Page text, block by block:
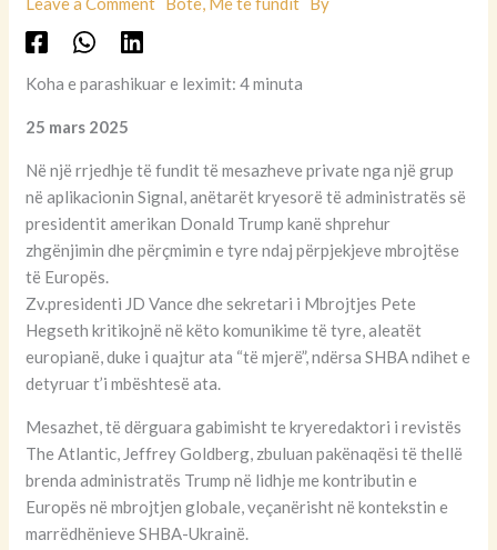
Koha e parashikuar e leximit: 4 minuta
25 mars 2025
Në një rrjedhje të fundit të mesazheve private nga një grup
në aplikacionin Signal, anëtarët kryesorë të administratës së
presidentit amerikan Donald Trump kanë shprehur
zhgënjimin dhe përçmimin e tyre ndaj përpjekjeve mbrojtëse
të Europës.
Zv.presidenti JD Vance dhe sekretari i Mbrojtjes Pete
Hegseth kritikojnë në këto komunikime të tyre, aleatët
europianë, duke i quajtur ata “të mjerë”, ndërsa SHBA ndihet e
detyruar t’i mbështesë ata.
Mesazhet, të dërguara gabimisht te kryeredaktori i revistës
The Atlantic, Jeffrey Goldberg, zbuluan pakënaqësi të thellë
brenda administratës Trump në lidhje me kontributin e
Europës në mbrojtjen globale, veçanërisht në kontekstin e
marrëdhënieve SHBA-Ukrainë.